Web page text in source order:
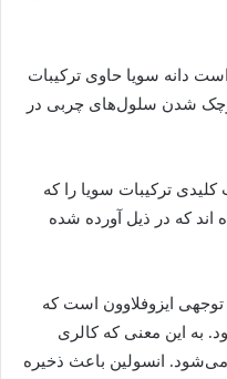
دانه سویا حاوی ترکیبات
شدن سلول‌های چربی در
ترکیبات سویا را که
که در ذیل آورده شده
ایزوفلاوون است که
به این معنی که کالری
انسولین باعث ذخیره